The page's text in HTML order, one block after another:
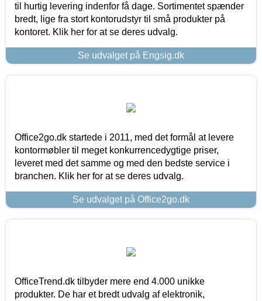
til hurtig levering indenfor få dage. Sortimentet spænder
bredt, lige fra stort kontorudstyr til små produkter på
kontoret. Klik her for at se deres udvalg.
Se udvalget på Engsig.dk
Office2go.dk startede i 2011, med det formål at levere
kontormøbler til meget konkurrencedygtige priser,
leveret med det samme og med den bedste service i
branchen. Klik her for at se deres udvalg.
Se udvalget på Office2go.dk
OfficeTrend.dk tilbyder mere end 4.000 unikke
produkter. De har et bredt udvalg af elektronik,